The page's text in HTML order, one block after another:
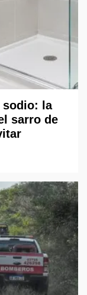
sodio: la
sarro de